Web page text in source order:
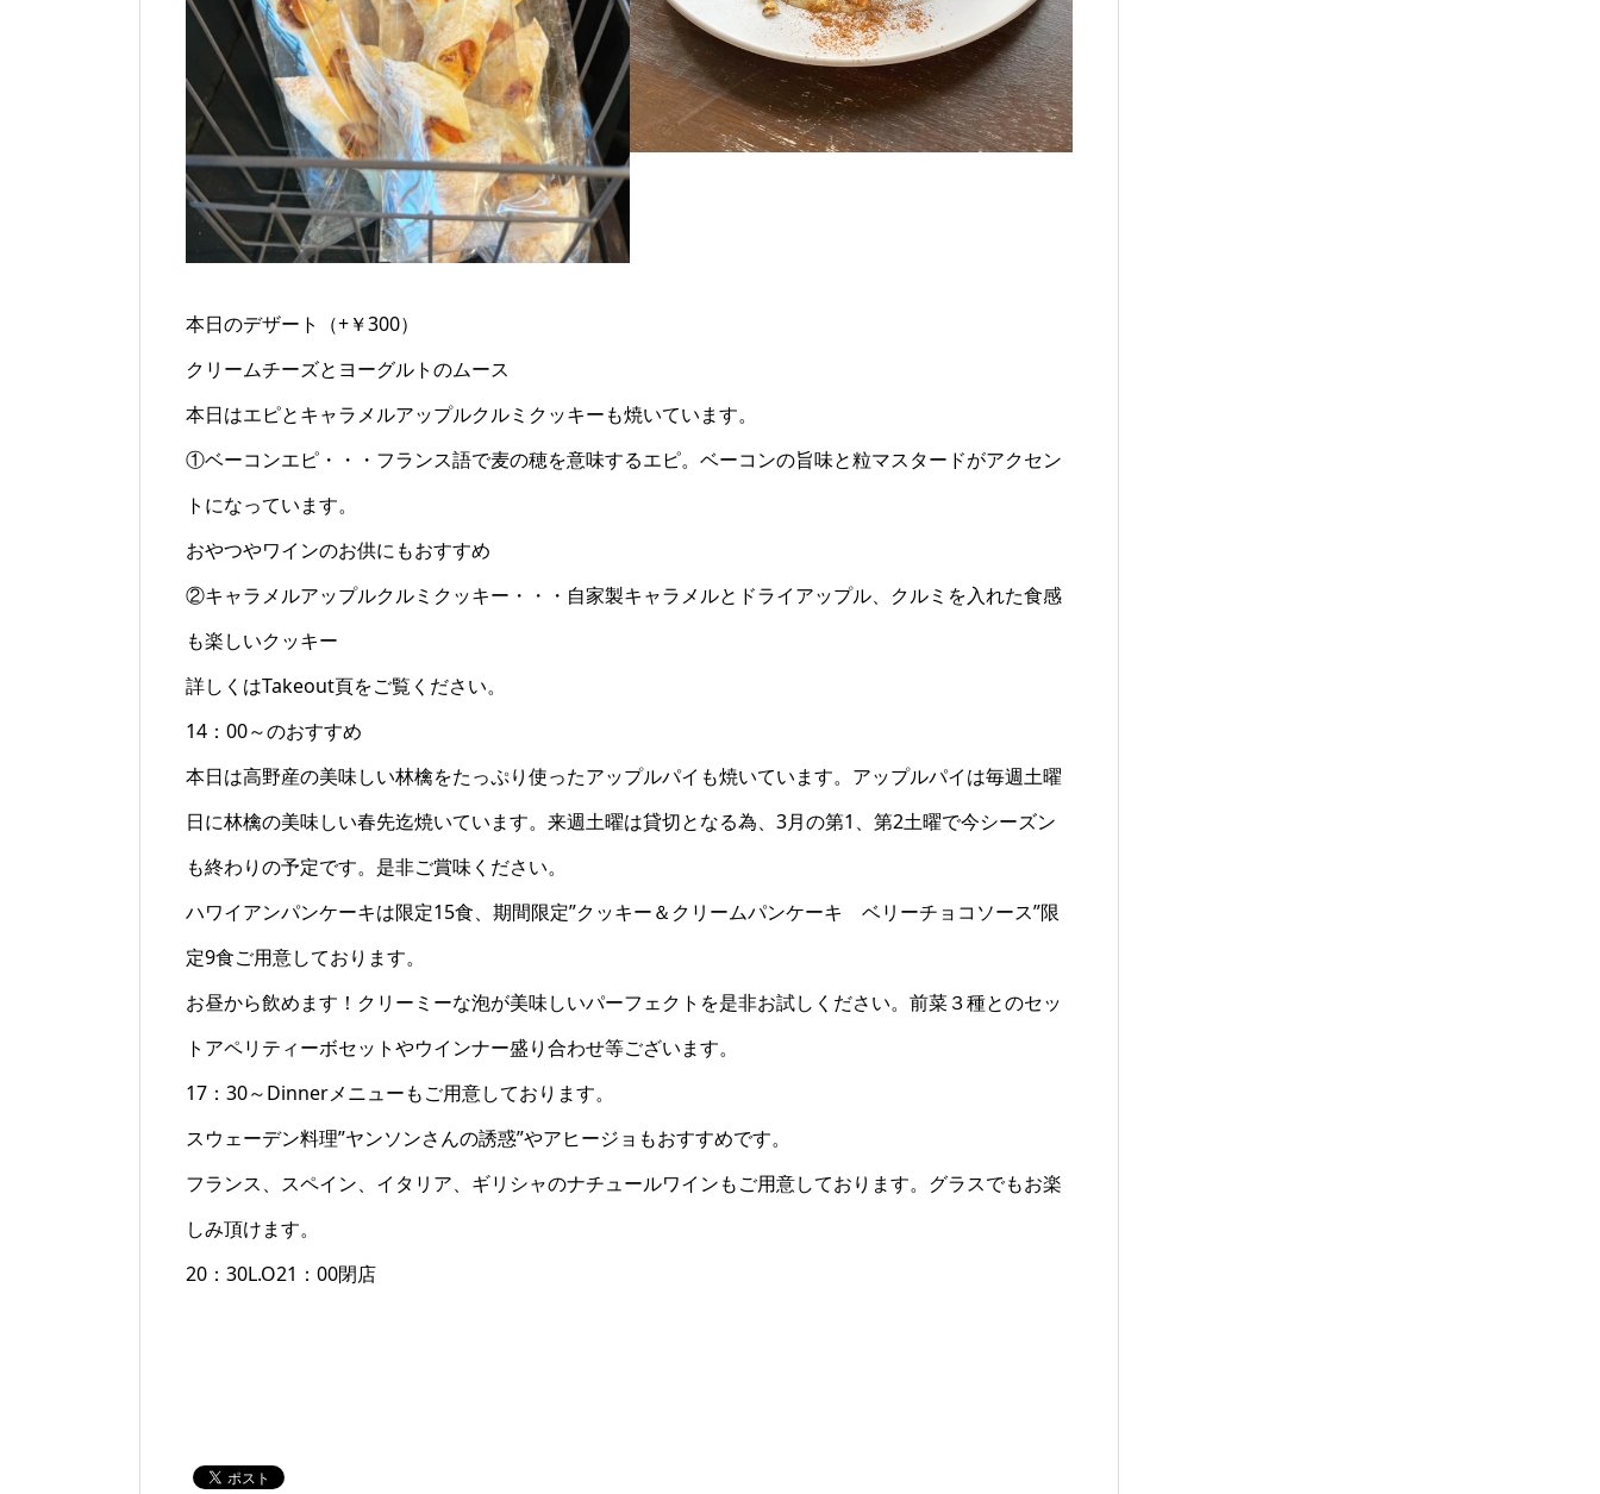
本日のデザート（+￥300）
クリームチーズとヨーグルトのムース
本日はエピとキャラメルアップルクルミクッキーも焼いています。
①ベーコンエピ・・・フランス語で麦の穂を意味するエピ。ベーコンの旨味と粒マスタードがアクセン
トになっています。
おやつやワインのお供にもおすすめ
②キャラメルアップルクルミクッキー・・・自家製キャラメルとドライアップル、クルミを入れた食感
も楽しいクッキー
詳しくはTakeout頁をご覧ください。
14：00～のおすすめ
本日は高野産の美味しい林檎をたっぷり使ったアップルパイも焼いています。アップルパイは毎週土曜
日に林檎の美味しい春先迄焼いています。来週土曜は貸切となる為、3月の第1、第2土曜で今シーズン
も終わりの予定です。是非ご賞味ください。
ハワイアンパンケーキは限定15食、期間限定”クッキー＆クリームパンケーキ ベリーチョコソース”限
定9食ご用意しております。
お昼から飲めます！クリーミーな泡が美味しいパーフェクトを是非お試しください。前菜３種とのセッ
トアペリティーボセットやウインナー盛り合わせ等ございます。
17：30～Dinnerメニューもご用意しております。
スウェーデン料理”ヤンソンさんの誘惑”やアヒージョもおすすめです。
フランス、スペイン、イタリア、ギリシャのナチュールワインもご用意しております。グラスでもお楽
しみ頂けます。
20：30L.O21：00閉店